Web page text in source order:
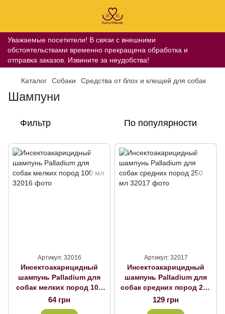
Уважаемые посетители! В связи с внешними
обстоятельствами временно прекращена обработка и
отправка заказов. Извините за неудобства!
Каталог Собаки Средства от блох и клещей для собак
Шампуни
Фильтр По популярности
Артикул: 32016
Инсектоакарицидный
шампунь Palladium для
собак мелких пород 100
мл
64 грн
Артикул: 32017
Инсектоакарицидный
шампунь Palladium для
собак средних пород 250
мл
129 грн